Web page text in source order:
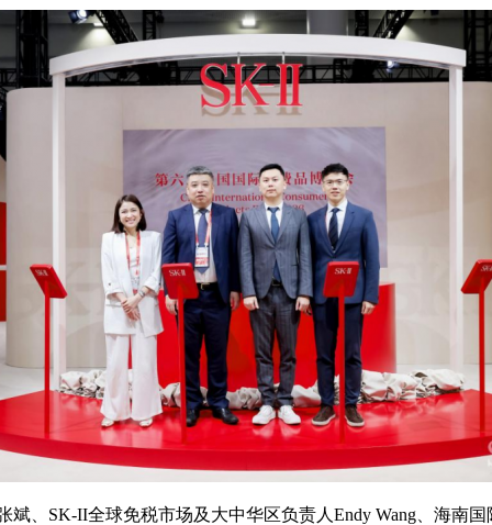
、SK-II全球免税市场及大中华区负责人Endy Wang、海南